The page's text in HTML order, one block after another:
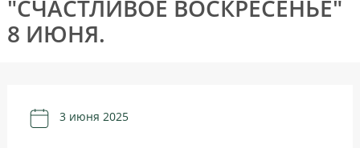
"СЧАСТЛИВОЕ ВОСКРЕСЕНЬЕ"
8 ИЮНЯ.
3 июня 2025